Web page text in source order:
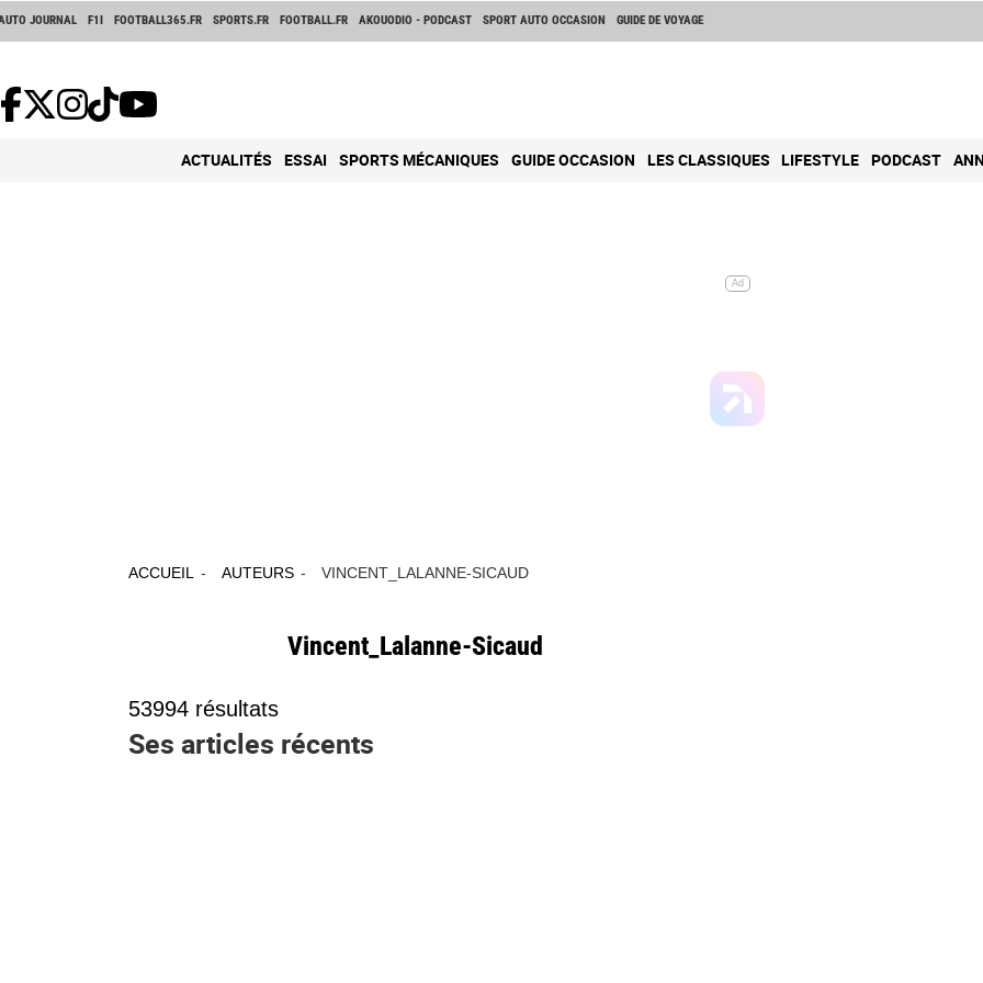
JOURNAL F1I FOOTBALL365.FR SPORTS.FR FOOTBALL.FR AKOUODIO - PODCAST SPORT AUTO OCCASION GUIDE DE VOYAGE
ACTUALITÉS ESSAI SPORTS MÉCANIQUES GUIDE OCCASION LES CLASSIQUES LIFESTYLE PODCAST
Ad
ACCUEIL AUTEURS VINCENT_LALANNE-SICAUD
Vincent_Lalanne-Sicaud
53994 résultats
Ses articles récents